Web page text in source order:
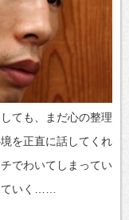
ても、まだ心の整理
を正直に話してくれ
でわいてしまってい
いく……